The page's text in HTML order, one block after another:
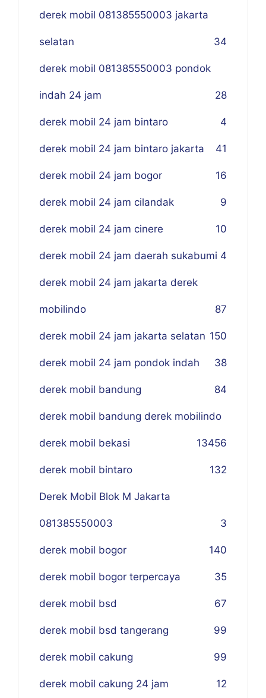
derek mobil 081385550003 jakarta
selatan 34
derek mobil 081385550003 pondok
indah 24 jam 28
derek mobil 24 jam bintaro 4
derek mobil 24 jam bintaro jakarta 41
derek mobil 24 jam bogor 16
derek mobil 24 jam cilandak 9
derek mobil 24 jam cinere 10
derek mobil 24 jam daerah sukabumi 4
derek mobil 24 jam jakarta derek
mobilindo 87
derek mobil 24 jam jakarta selatan 150
derek mobil 24 jam pondok indah 38
derek mobil bandung 84
derek mobil bandung derek mobilindo
56
derek mobil bekasi 134
derek mobil bintaro 132
Derek Mobil Blok M Jakarta
081385550003 3
derek mobil bogor 140
derek mobil bogor terpercaya 35
derek mobil bsd 67
derek mobil bsd tangerang 99
derek mobil cakung 99
derek mobil cakung 24 jam 12